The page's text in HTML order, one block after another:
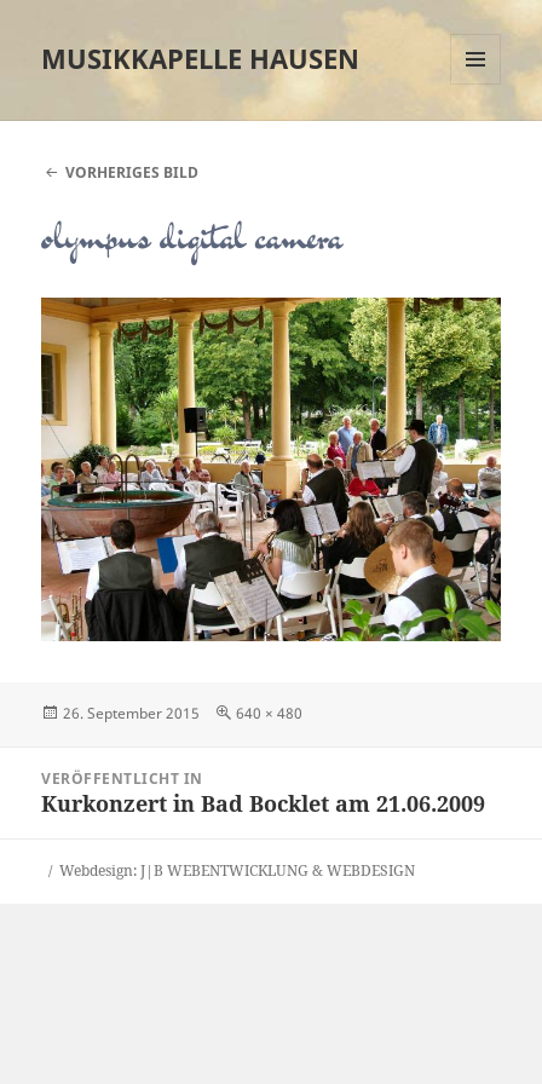
MUSIKKAPELLE HAUSEN
UND
VORHERIGES BILD
olympus digital camera
Veröffentlicht
26. September 2015 Originalgröße
640 × 480
VERÖFFENTLICHT IN
Kurkonzert in Bad Bocklet am 21.06.2009